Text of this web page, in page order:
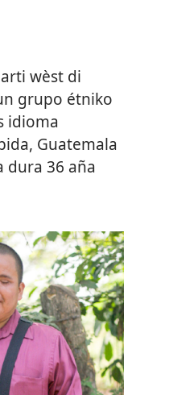
wèst di
grupo étniko
idioma
Guatemala
dura 36 aña